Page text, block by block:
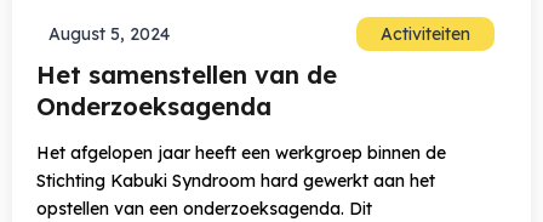
August 5, 2024 Activiteiten
Het samenstellen van de
Onderzoeksagenda
Het afgelopen jaar heeft een werkgroep binnen de
Stichting Kabuki Syndroom hard gewerkt aan het
opstellen van een onderzoeksagenda. Dit